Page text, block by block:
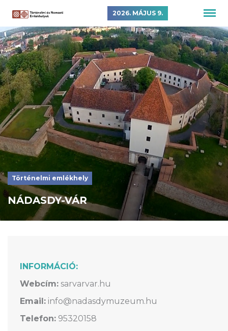
2026. MÁJUS 9.
Történelmi emlékhely
NÁDASDY-VÁR
INFORMÁCIÓ:
Webcím: sarvarvar.hu
Email: info@nadasdymuzeum.hu
Telefon: 95320158